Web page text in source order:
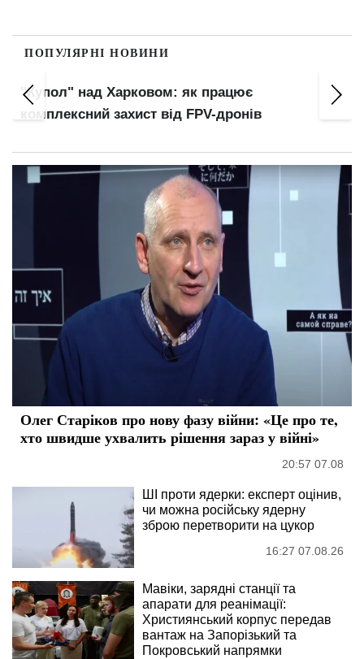
ПОПУЛЯРНІ НОВИНИ
"Купол" над Харковом: як працює
комплексний захист від FPV-дронів
Олег Старіков про нову фазу війни: «Це про те,
хто швидше ухвалить рішення зараз у війні»
20:57 07.08
ШІ проти ядерки: експерт оцінив,
чи можна російську ядерну
зброю перетворити на цукор
16:27 07.08.26
Мавіки, зарядні станції та
апарати для реанімації:
Християнський корпус передав
вантаж на Запорізький та
Покровський напрямки